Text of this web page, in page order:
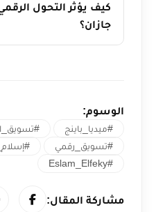
كيف يؤثر التحول
جازان؟
الوسوم:
#ميديا_باينج
#تسويق_رقمي
#Eslam_Elfeky
مشاركة المقال: